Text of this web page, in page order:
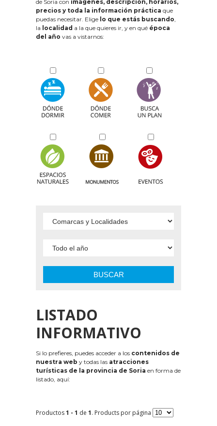
de Soria con imágenes, descripción, horarios,
precios y toda la información práctica que
puedas necesitar. Elige lo que estás buscando,
la localidad a la que quieres ir, y en qué época
del año vas a vistarnos:
BUSCAR
LISTADO
INFORMATIVO
Si lo prefieres, puedes acceder a los contenidos de
nuestra web y todas las atracciones
turísticas de la provincia de Soria en forma de
listado, aquí:
Productos1 - 1 de 1. Products por página